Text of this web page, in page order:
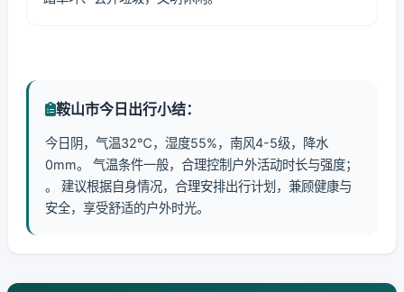
鞍山市今日出行小结：
今日阴，气温32℃，湿度55%，南风4-5级，降水
0mm。 气温条件一般，合理控制户外活动时长与强度；
。 建议根据自身情况，合理安排出行计划，兼顾健康与
安全，享受舒适的户外时光。